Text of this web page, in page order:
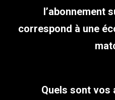
l’abonnement
correspond à une
Quels sont vos